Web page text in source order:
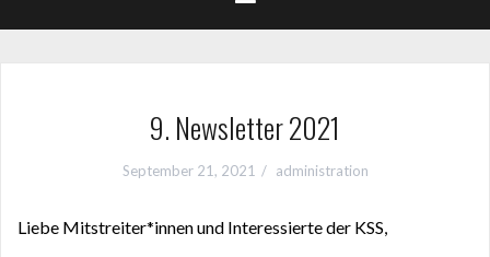
9. Newsletter 2021
September 21, 2021 administration
Liebe Mitstreiter*innen und Interessierte der KSS,